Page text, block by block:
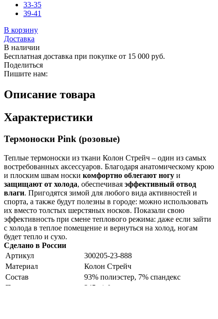
33-35
39-41
В корзину
Доставка
В наличии
Бесплатная доставка при покупке от 15 000 руб.
Поделиться
Пишите нам:
Описание товара
Характеристики
Термоноски Pink (розовые)
Теплые термоноски из ткани Колон Стрейч – один из самых
востребованных аксессуаров. Благодаря анатомическому крою
и плоским швам носки комфортно облегают ногу и
защищают от холода, обеспечивая эффективный отвод
влаги. Пригодятся зимой для любого вида активностей и
спорта, а также будут полезны в городе: можно использовать
их вместо толстых шерстяных носков. Показали свою
эффективность при смене теплового режима: даже если зайти
с холода в теплое помещение и вернуться на холод, ногам
будет тепло и сухо.
Сделано в России
Артикул
300205-23-888
Материал
Колон Стрейч
Состав
93% полиэстер, 7% спандекс
Плотность ткани
345 г/м²